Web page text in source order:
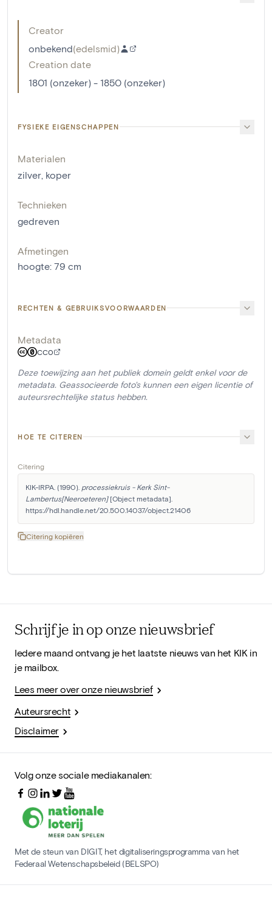
Creator
onbekend(edelsmid)
Creation date
1801 (onzeker) - 1850 (onzeker)
FYSIEKE EIGENSCHAPPEN
Materialen
zilver koper
Technieken
gedreven
Afmetingen
hoogte: 79 cm
RECHTEN & GEBRUIKSVOORWAARDEN
Metadata
CC0
Deze toewijzing aan het publiek domein geldt enkel voor de
metadata. Geassocieerde foto's kunnen een eigen licentie of
auteursrechtelijke status hebben.
HOE TE CITEREN
Citering
KIK-IRPA. (1990). processiekruis - Kerk Sint-
Lambertus[Neeroeteren] [Object metadata].
https://hdl.handle.net/20.500.14037/object.21406
Citering kopiëren
Schrijf je in op onze nieuwsbrief
Iedere maand ontvang je het laatste nieuws van het KIK in
je mailbox.
Lees meer over onze nieuwsbrief
Auteursrecht
Disclaimer
Volg onze sociale mediakanalen:
Met de steun van DIGIT, het digitaliseringsprogramma van het
Federaal Wetenschapsbeleid (BELSPO)